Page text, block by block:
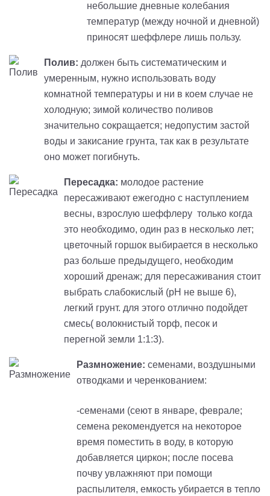
небольшие дневные колебания
температур (между ночной и дневной)
приносят шеффлере лишь пользу.
Полив: должен быть систематическим и
умеренным, нужно использовать воду
комнатной температуры и ни в коем случае не
холодную; зимой количество поливов
значительно сокращается; недопустим застой
воды и закисание грунта, так как в результате
оно может погибнуть.
Пересадка: молодое растение
пересаживают ежегодно с наступлением
весны, взрослую шеффлеру только когда
это необходимо, один раз в несколько лет;
цветочный горшок выбирается в несколько
раз больше предыдущего, необходим
хороший дренаж; для пересаживания стоит
выбрать слабокислый (рН не выше 6),
легкий грунт. для этого отлично подойдет
смесь( волокнистый торф, песок и
перегной земли 1:1:3).
Размножение: семенами, воздушными
отводками и черенкованием:
-cеменами (сеют в январе, феврале;
семена рекомендуется на некоторое
время поместить в воду, в которую
добавляется циркон; после посева
почву увлажняют при помощи
распылителя, емкость убирается в тепло